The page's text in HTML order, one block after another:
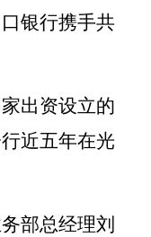
银行携手共
出资设立的
近五年在光
部总经理刘